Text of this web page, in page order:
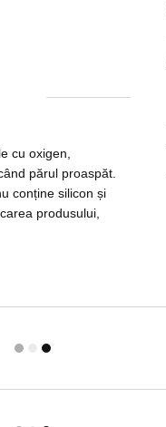
cu oxigen,
părul proaspăt.
conține silicon și
produsului,